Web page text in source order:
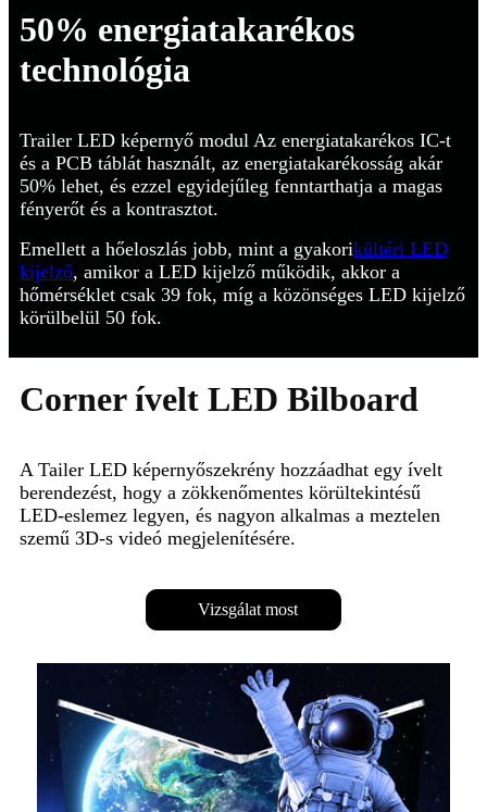
50% energiatakarékos
technológia
Trailer LED képernyő modul Az energiatakarékos IC-t
és a PCB táblát használt, az energiatakarékosság akár
50% lehet, és ezzel egyidejűleg fenntarthatja a magas
fényerőt és a kontrasztot.
Emellett a hőeloszlás jobb, mint a gyakorikültéri LED
kijelző, amikor a LED kijelző működik, akkor a
hőmérséklet csak 39 fok, míg a közönséges LED kijelző
körülbelül 50 fok.
Corner ívelt LED Bilboard
A Tailer LED képernyőszekrény hozzáadhat egy ívelt
berendezést, hogy a zökkenőmentes körültekintésű
LED-eslemez legyen, és nagyon alkalmas a meztelen
szemű 3D-s videó megjelenítésére.
Vizsgálat most